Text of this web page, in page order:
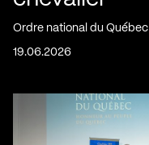
Ordre national du Québec
19.06.2026